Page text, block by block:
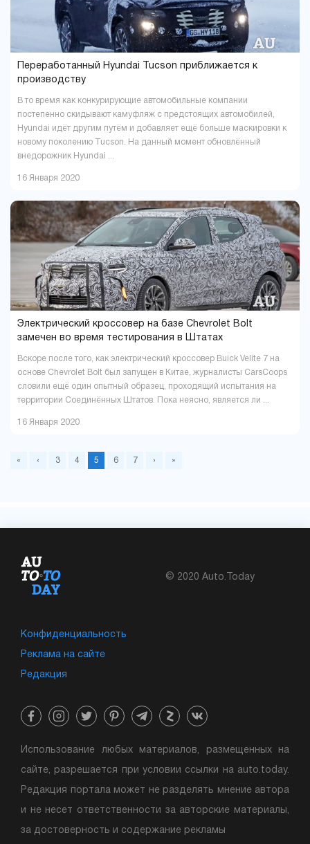
Переработанный Hyundai Tucson приближается к
производству
В то время как конкурирующие автомобильные компании
постепенно скидывают камуфляж с предстоящих автомобилей,
Hyundai идёт другим путём и добавляет ещё больше маскировки к
новому поколению Tucson. На данный момент обновлённый
внедорожник Hyundai ...
16 Января 2020
Электрический кроссовер на базе Chevrolet Bolt
замечен во время тестирования в Штатах
Вскоре после того, как электрический кроссовер Buick Velite 7 на
основе Chevrolet Bolt был запущен в Китае, журналисты СarsСoops
словили ещё один опытный образец, проходящий испытания на
территории Соединённых Штатов. Пока неясно, является ли ...
16 Января 2020
« ‹ 3 4 5 6 7 › »
© 2020 Auto.Today
Конфиденциальность
Реклама на сайте
Редакция
Использование любых материалов, размещенных на
сайте, разрешается при условии ссылки на auto.today.
Редакция портала может не разделять мнение автора
и не несет ответственности за авторские материалы,
за достоверность и содержание рекламы